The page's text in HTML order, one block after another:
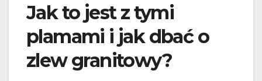
Jak to jest z tymi
plamami i jak dbać o
zlew granitowy?